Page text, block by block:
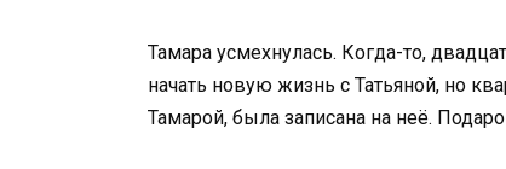
Тамара усмехнулась. Когда-то,
начать новую жизнь с Татьяной, но
Тамарой, была записана на неё.